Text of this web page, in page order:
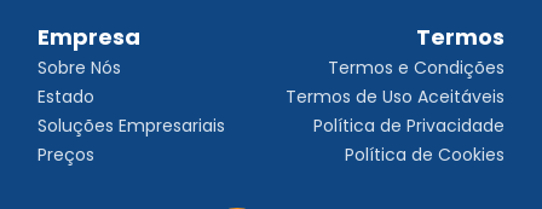
Empresa
Sobre Nós
Estado
Soluções Empresariais
Preços
Termos
Termos e Condições
Termos de Uso Aceitáveis
Política de Privacidade
Política de Cookies